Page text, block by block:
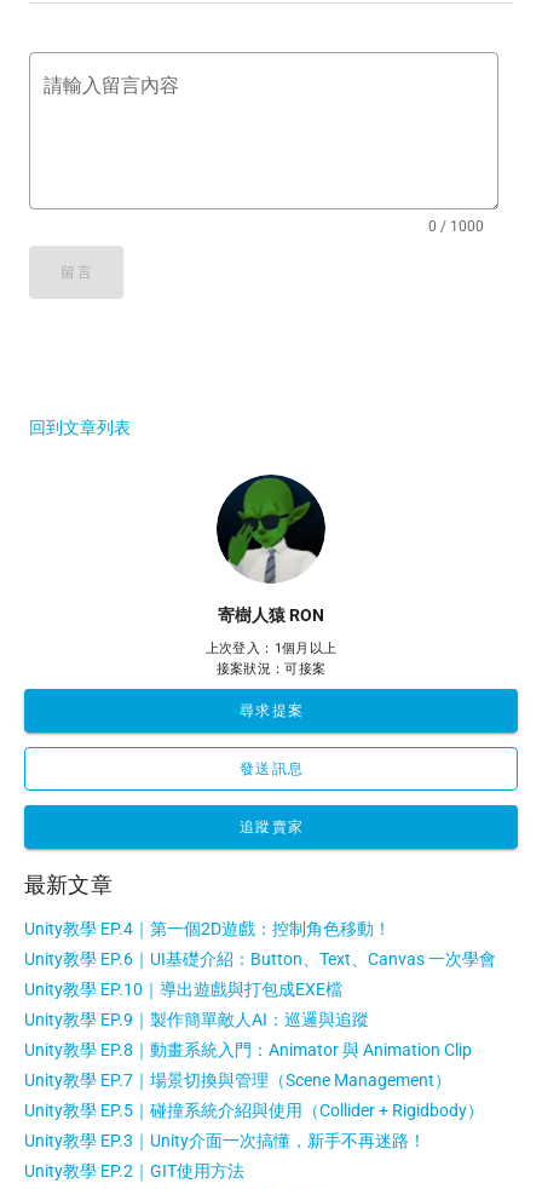
請輸入留言內容
0 / 1000
留言
回到文章列表
寄樹人猿 RON
上次登入：1個月以上
接案狀況：可接案
尋求提案
發送訊息
追蹤賣家
最新文章
Unity教學 EP.4｜第一個2D遊戲：控制角色移動！
Unity教學 EP.6｜UI基礎介紹：Button、Text、Canvas 一次學會
Unity教學 EP.10｜導出遊戲與打包成EXE檔
Unity教學 EP.9｜製作簡單敵人AI：巡邏與追蹤
Unity教學 EP.8｜動畫系統入門：Animator 與 Animation Clip
Unity教學 EP.7｜場景切換與管理（Scene Management）
Unity教學 EP.5｜碰撞系統介紹與使用（Collider + Rigidbody）
Unity教學 EP.3｜Unity介面一次搞懂，新手不再迷路！
Unity教學 EP.2｜GIT使用方法